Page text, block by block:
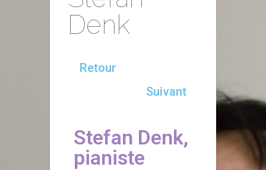
Denk
Retour
Suivant
Stefan Denk,
pianiste